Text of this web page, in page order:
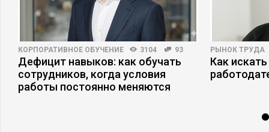
КОРПОРАТИВНОЕ ОБУЧЕНИЕ 3104 93
Дефицит навыков: как обучать
сотрудников, когда условия
работы постоянно меняются
РЫНОК ТРУДА
Как